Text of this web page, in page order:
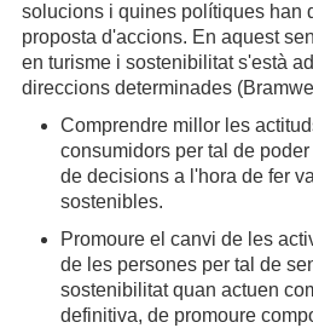
solucions i quines polítiques han
proposta d'accions. En aquest
en turisme i sostenibilitat s'està
direccions determinades
Comprendre millor les
consumidors per tal de
de decisions a l'hora de fer
sostenibles.
Promoure el canvi de les
de les persones per tal de
sostenibilitat quan actuen
definitiva, de promoure